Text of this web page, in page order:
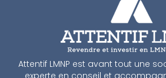
Attentif LMNP est avant tout une
experte en conseil et